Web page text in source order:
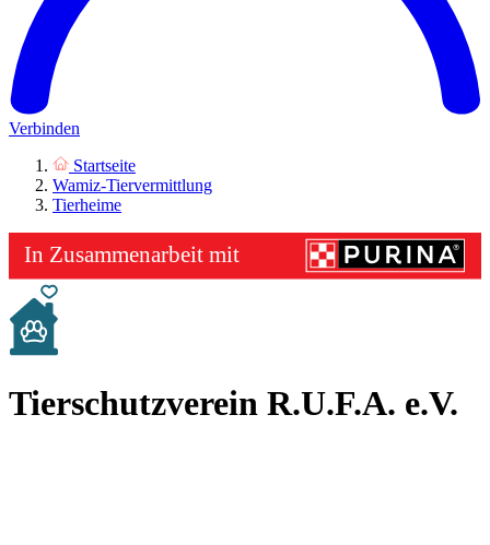
Verbinden
Startseite
Wamiz-Tiervermittlung
Tierheime
Tierschutzverein R.U.F.A. e.V.